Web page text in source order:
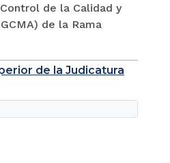
de la Calidad y
de la Rama
de la Judicatura